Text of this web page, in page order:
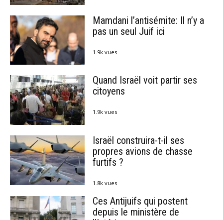
Mamdani l’antisémite: Il n’y a
pas un seul Juif ici
1.9k vues
Quand Israël voit partir ses
citoyens
1.9k vues
Israël construira-t-il ses
propres avions de chasse
furtifs ?
1.8k vues
Ces Antijuifs qui postent
depuis le ministère de